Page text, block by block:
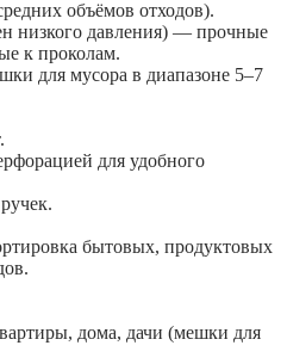
объёмов отходов).
низкого давления) — прочные
к проколам.
для мусора в диапазоне 5–7
для удобного
бытовых, продуктовых
дома, дачи (мешки для